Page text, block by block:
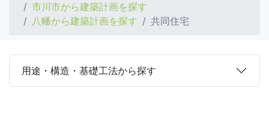
市川市から建築計画を探す
八幡から建築計画を探す
共同住宅
用途・構造・基礎工法から探す